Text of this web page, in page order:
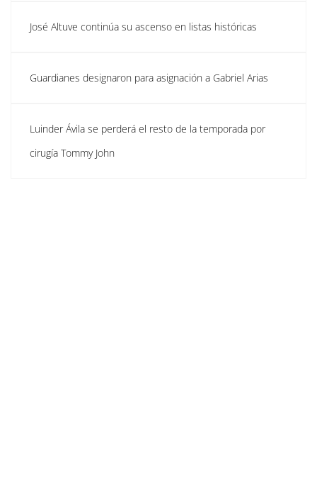
José Altuve continúa su ascenso en listas históricas
Guardianes designaron para asignación a Gabriel Arias
Luinder Ávila se perderá el resto de la temporada por
cirugía Tommy John